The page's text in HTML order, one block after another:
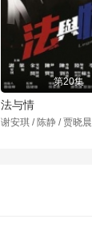
第20集
法与情